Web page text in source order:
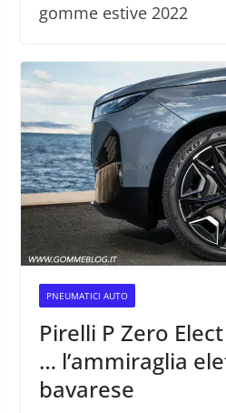
gomme estive 2022
PNEUMATICI AUTO
Pirelli P Zero
… l’ammiraglia
bavarese